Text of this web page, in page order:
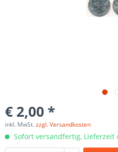
€ 2,00 *
inkl. MwSt.zzgl. Versandkosten
Sofort versandfertig, Lieferzeit